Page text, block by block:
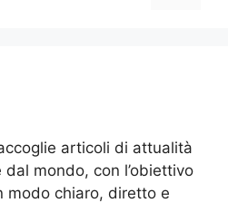
articoli di attualità
dal mondo, con l’obiettivo
modo chiaro, diretto e